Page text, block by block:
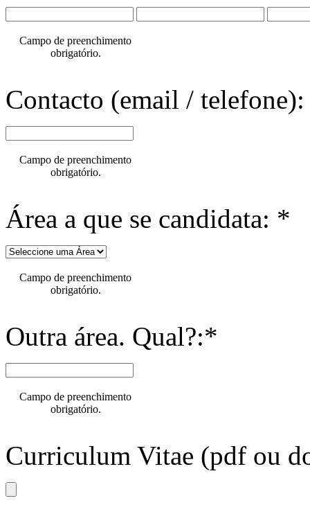
Campo de preenchimento
obrigatório.
Contacto (email /
Campo de preenchimento
obrigatório.
Área a que se candidata: *
Campo de preenchimento
obrigatório.
Outra área. Qual?:*
Campo de preenchimento
obrigatório.
Curriculum Vitae (pdf ou